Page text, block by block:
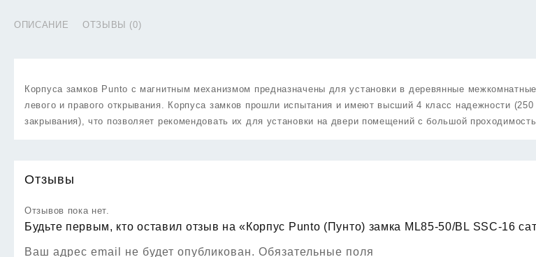
блистер
ОПИСАНИЕ ОТЗЫВЫ (0)
Корпуса замков Punto c магнитным механизмом предназначены для установки в деревянные
левого и правого открывания. Корпуса замков прошли испытания и имеют высший 4 класс надежности (250
закрывания), что позволяет рекомендовать их для установки на двери помещений с большой
Отзывы
Отзывов пока нет.
Будьте первым, кто оставил отзыв на «Корпус Punto (Пунто) замка ML85-50/BL SSC-16
Ваш адрес email не будет опубликован. Обязательные поля